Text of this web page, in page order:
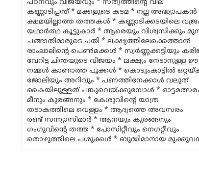
പഠനവും വിജയവും * സത്യത്തിന്റെ വില
കണ്ണാടിപ്പന്ത് * മക്കളുടെ കടമ * നല്ല അദ്ധ്യാപകൻ
ക്ഷമയില്ലാത്ത തത്തകൾ * കണ്ണാടിക്കടയിലെ
യഥാർത്ഥ കൂട്ടുകാർ * ആരെയും വിശ്വസിക്കും
ചങ്ങാതിമാരുടെ ചതി * ലക്ഷ്യത്തിലേക്കെത്താൻ
രാംലാലിന്റെ പെൺമക്കൾ * സ്വർണ്ണക്കട്ടിയും
വേറിട്ട ചിന്തയുടെ വിജയം * ലക്ഷ്യം നേടാനുള്ള
നമ്മൾ കാണാത്ത പൂക്കൾ * കൊടുംകാട്ടിൽ
ജോലിയും അറിവും * പണത്തിനേക്കാൾ വലുത്
കൈയിലുള്ളത് പങ്കുവെയ്ക്കുമ്പോൾ *
മീനും കുരങ്ങനും * കേശുവിൻ്റെ യാത്ര
തടാകത്തിലെ വെള്ളം * ആദ്യത്തെ അവസരം
രണ്ട് സന്ന്യാസിമാർ * ആനയും കുരങ്ങനും
ഗംഗുവിന്റെ തത്ത * പോസിറ്റീവും നെഗറ്റീവും
തൊഴുത്തിലെ പശുക്കൾ * ബുദ്ധിമാനായ